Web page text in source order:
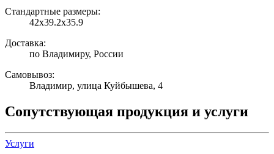
Стандартные размеры:
42х39.2х35.9
Доставка:
по Владимиру, России
Самовывоз:
Владимир, улица Куйбышева, 4
Сопутствующая продукция и услуги
Услуги